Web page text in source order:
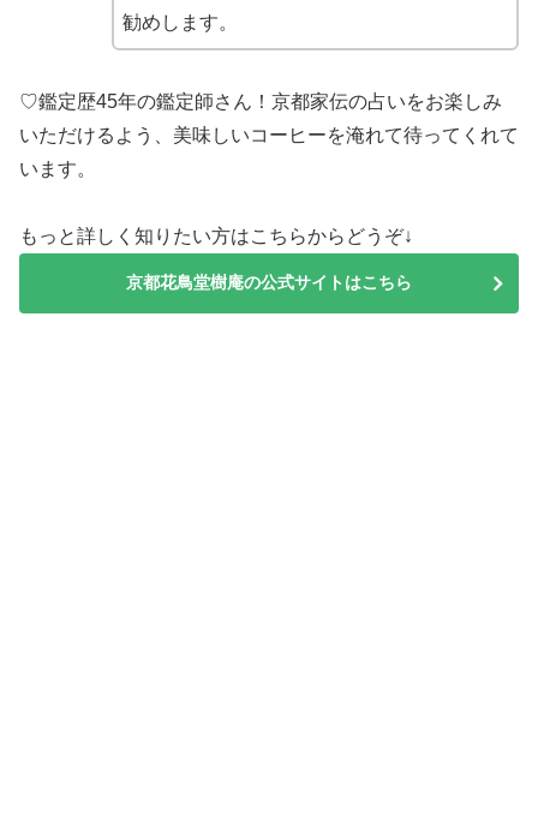
勧めします。
♡鑑定歴45年の鑑定師さん！京都家伝の占いをお楽しみ
いただけるよう、美味しいコーヒーを淹れて待ってくれて
います。
もっと詳しく知りたい方はこちらからどうぞ↓
京都花鳥堂樹庵の公式サイトはこちら